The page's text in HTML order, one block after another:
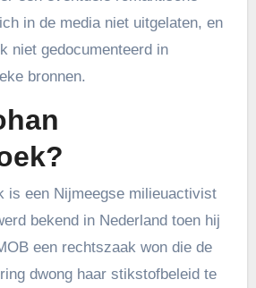
in de media niet uitgelaten, en
niet gedocumenteerd in
bronnen.
is een Nijmeegse milieuactivist
bekend in Nederland toen hij
een rechtszaak won die de
dwong haar stikstofbeleid te